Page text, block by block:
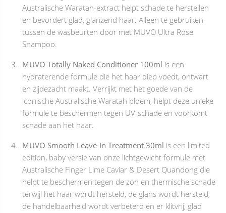
Australische Waratah-extract helpt schade te herstellen
en bevordert glad, glanzend haar. Alleen te gebruiken
tussen de wasbeurten door met MUVO Ultra Rose
Shampoo.
MUVO Totally Naked Conditioner 100ml is een
hydraterende formule die het haar diep voedt, ontwart
en zijdezacht maakt. Verrijkt met het goede van de
iconische Australische Waratah bloem, helpt deze unieke
formule te beschermen tegen UV-schade en voorkomt
schade aan het haar.
MUVO Smooth Leave-In Treatment 30ml is een limited
edition, baby versie van onze lichtgewicht formule met
Australische Finger Lime Caviar & Desert Quandong die
helpt te beschermen tegen de zon en thermische schade
terwijl het haar wordt hersteld, de glans wordt hersteld,
de handelbaarheid wordt verbeterd en er klitvrij, glad